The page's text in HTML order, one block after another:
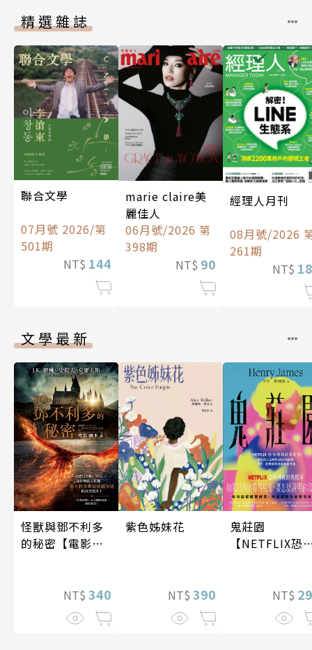
精選雜誌
聯合文學
07月號 2026/第
501期
NT$ 144
marie claire美
麗佳人
06月號/2026 第
398期
NT$ 90
經理人月刊
08月號/2026
261期
NT$
文學最新
怪獸與鄧不利多
的秘密【電影劇
NT$ 340
紫色姊妹花
NT$ 390
鬼莊園
【NETFLIX恐
NT$